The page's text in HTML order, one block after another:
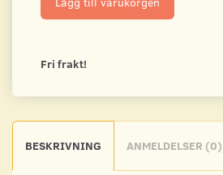
Fri frakt!
BESKRIVNING ANMELDELSER (0)